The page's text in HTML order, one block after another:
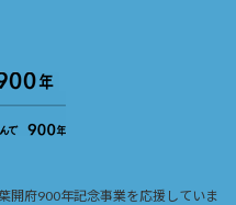
開府900年記念事業を応援していま